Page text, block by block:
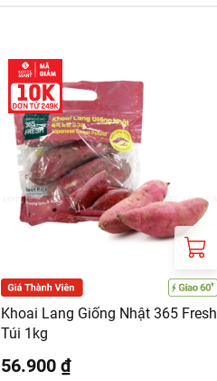
Khoai Lang Giống Nhật 365 Fresh
Túi 1kg
56.900 ₫